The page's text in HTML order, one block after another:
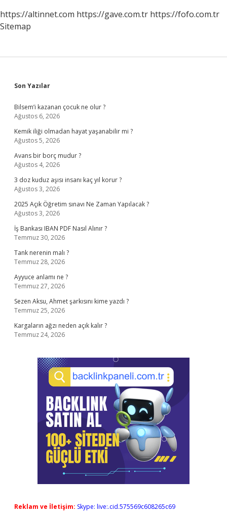
https://altinnet.com https://gave.com.tr https://fofo.com.tr
Sitemap
Sidebar
Son Yazılar
Bilsem’i kazanan çocuk ne olur ?
Ağustos 6, 2026
Kemik iliği olmadan hayat yaşanabilir mi ?
Ağustos 5, 2026
Avans bir borç mudur ?
Ağustos 4, 2026
3 doz kuduz aşısı insanı kaç yıl korur ?
Ağustos 3, 2026
2025 Açık Öğretim sınavı Ne Zaman Yapılacak ?
Ağustos 3, 2026
İş Bankası IBAN PDF Nasıl Alınır ?
Temmuz 30, 2026
Tank nerenin malı ?
Temmuz 28, 2026
Ayyuce anlamı ne ?
Temmuz 27, 2026
Sezen Aksu, Ahmet şarkısını kime yazdı ?
Temmuz 25, 2026
Kargaların ağzı neden açık kalır ?
Temmuz 24, 2026
Reklam ve İletişim: Skype: live:.cid.575569c608265c69